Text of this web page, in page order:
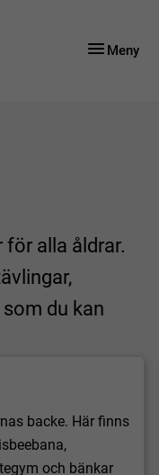
Meny
för alla åldrar.
du kan
backe. Här finns
och bänkar